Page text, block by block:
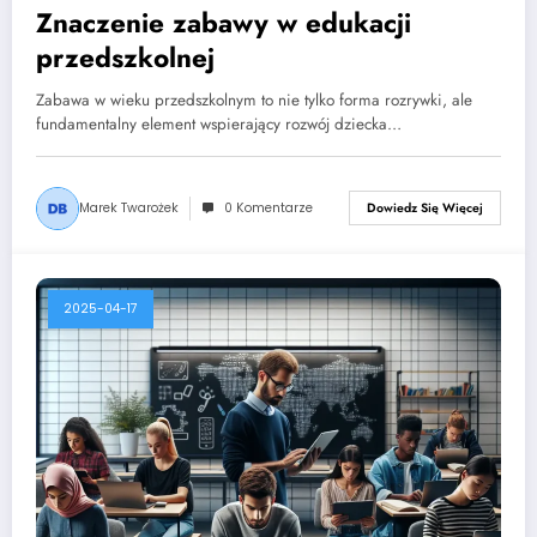
Znaczenie zabawy w edukacji
przedszkolnej
Zabawa w wieku przedszkolnym to nie tylko forma rozrywki, ale
fundamentalny element wspierający rozwój dziecka…
Marek Twarożek 0 Komentarze Dowiedz Się Więcej
2025-04-17